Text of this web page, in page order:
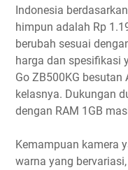
Indonesia
himpun adalah Rp
berubah sesuai
harga dan spesifikasi
Go ZB500KG
kelasnya. Dukungan
dengan RAM 1GB
Kemampuan kamera
warna yang